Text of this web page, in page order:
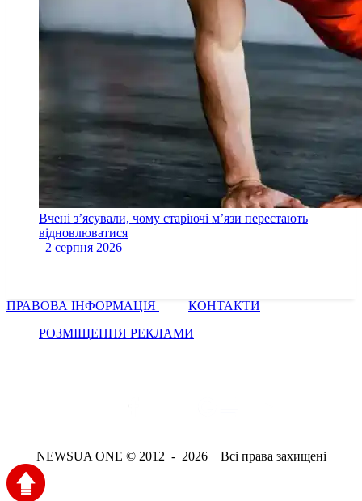
Вчені з’ясували, чому старіючі м’язи перестають
відновлюватися
2 серпня 2026
ПРАВОВА ІНФОРМАЦІЯ
КОНТАКТИ
РОЗМІЩЕННЯ РЕКЛАМИ
NEWSUA ONE © 2012 - 2026 Всі права захищені